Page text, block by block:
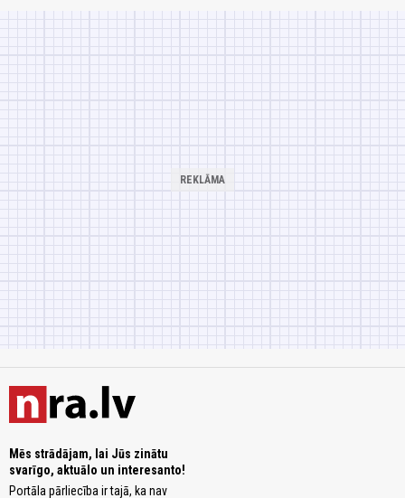
Mēs strādājam, lai Jūs zinātu
svarīgo, aktuālo un interesanto!
Portāla pārliecība ir tajā, ka nav